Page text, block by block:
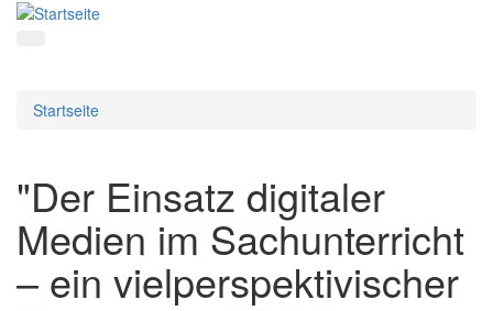
Startseite
"Der Einsatz digitaler
Medien im Sachunterricht
– ein vielperspektivischer